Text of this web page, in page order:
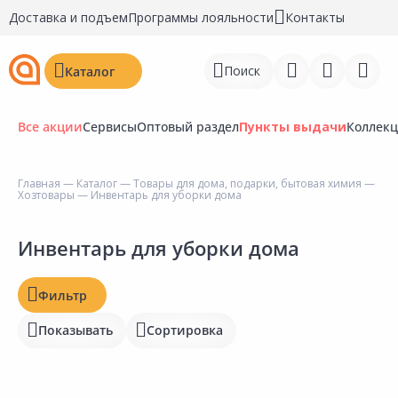
Доставка и подъемПрограммы лояльности Контакты
Каталог Поиск
Войти
Регистрация
Все акцииСервисыОптовый разделПункты выдачи
Главная — Каталог—Товары для дома, подарки, бытовая химия —
Хозтовары — Инвентарь для уборки дома
Инвентарь для уборки дома
Цена, ₽
Наличие на складах
Статус
Отзывы
Фильтр
Показывать Сортировка